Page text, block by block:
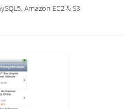
Amazon EC2 & S3